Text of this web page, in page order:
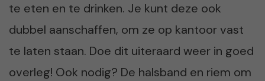
te eten en te drinken. Je kunt deze ook
dubbel aanschaffen, om ze op kantoor vast
te laten staan. Doe dit uiteraard weer in goed
overleg! Ook nodig? De halsband en riem om